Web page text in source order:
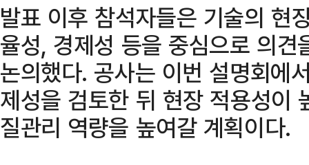
발표 이후 참석자들은 기술의 현
율성, 경제성 등을 중심으로 의
논의했다. 공사는 이번 설명회에
제성을 검토한 뒤 현장 적용성이
질관리 역량을 높여갈 계획이다.